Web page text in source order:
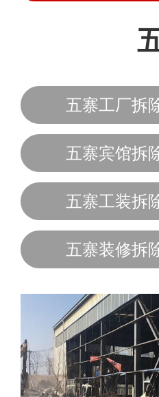
五寨工厂拆
五寨宾馆拆
五寨工装拆
五寨装修拆